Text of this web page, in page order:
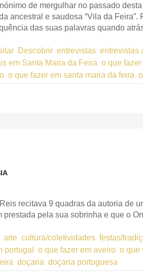
de mergulhar no passado
ancestral e saudosa “Vila da
das suas palavras quando
Descobrir entrevistas entrevistas
em Santa Maria da Feira o que fazer
o que fazer em santa maria da feira
recitava 9 quadras da autoria de
pela sua sobrinha e que o
arte cultura/coletividades festas/
portugal o que fazer em aveiro o que
doçaria doçaria portuguesa